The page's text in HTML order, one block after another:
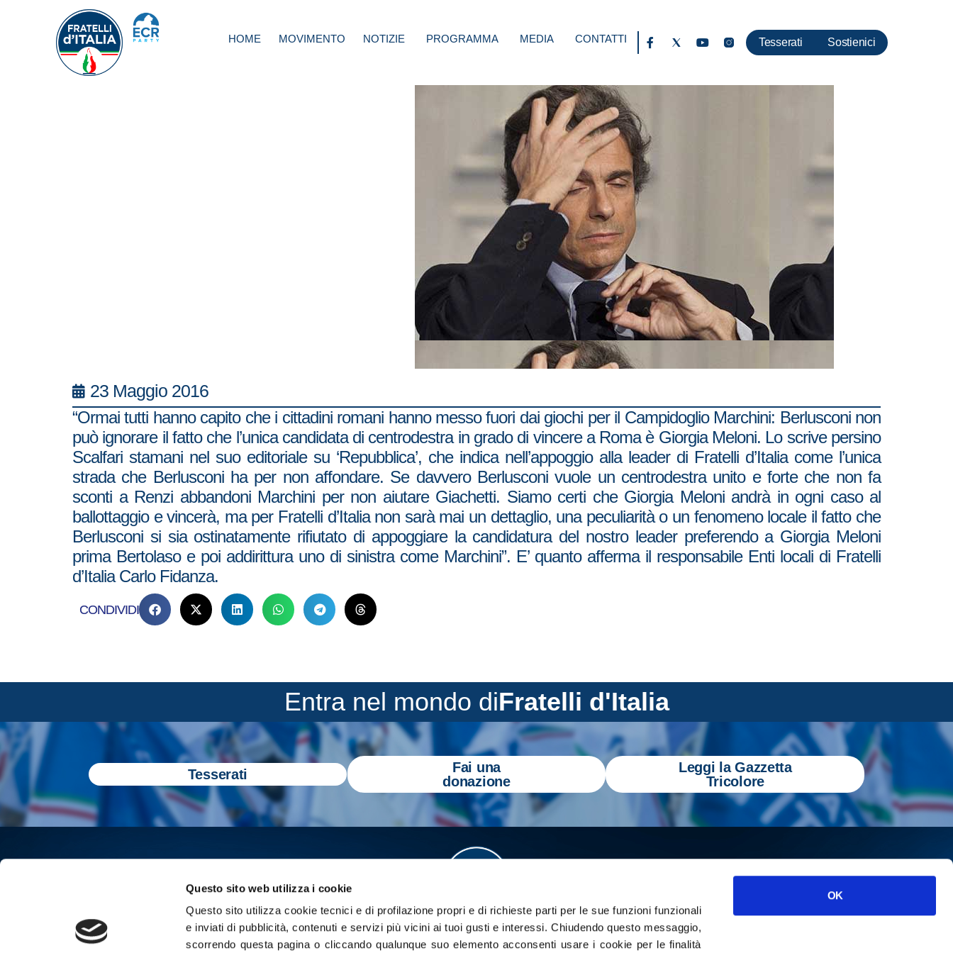
Questo sito web utilizza i cookie
Questo sito utilizza cookie tecnici e di profilazione propri e di richieste parti per le sue funzioni funzionali
e inviati di pubblicità, contenuti e servizi più vicini ai tuoi gusti e interessi.Chiudendo questo messaggio,
scorrendo questa pagina o cliccando qualunque suo elemento acconsenti usare i cookie per le finalità
OK
HOME MOVIMENTO NOTIZIE PROGRAMMA MEDIA CONTATTI Tesserati Sostienici
23 Maggio 2016
“Ormai tutti hanno capito che i cittadini romani hanno messo fuori dai giochi per il Campidoglio Marchini: Berlusconi non
può ignorare il fatto che l’unica candidata di centrodestra in grado di vincere a Roma è Giorgia Meloni. Lo scrive persino
Scalfari stamani nel suo editoriale su ‘Repubblica’, che indica nell’appoggio alla leader di Fratelli d’Italia come l’unica
strada che Berlusconi ha per non affondare. Se davvero Berlusconi vuole un centrodestra unito e forte che non fa
sconti a Renzi abbandoni Marchini per non aiutare Giachetti. Siamo certi che Giorgia Meloni andrà in ogni caso al
ballottaggio e vincerà, ma per Fratelli d’Italia non sarà mai un dettaglio, una peculiarità o un fenomeno locale il fatto che
Berlusconi si sia ostinatamente rifiutato di appoggiare la candidatura del nostro leader preferendo a Giorgia Meloni
prima Bertolaso e poi addirittura uno di sinistra come Marchini”. E’ quanto afferma il responsabile Enti locali di Fratelli
d’Italia Carlo Fidanza.
CONDIVIDI
Entra nel mondo diFratelli d'Italia
Tesserati
Fai una
donazione
Leggi la Gazzetta
Tricolore